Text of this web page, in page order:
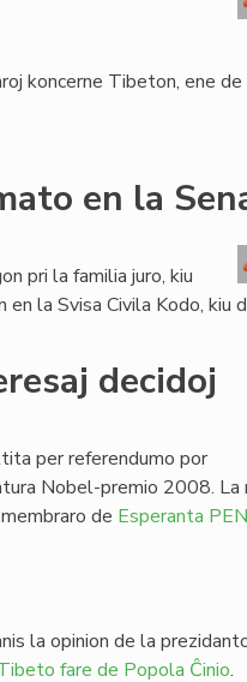
koncerne Tibeton, ene
en la
pri la familia juro, kiu
la Svisa Civila Kodo, kiu
decidoj
per referendumo por
Nobel-premio 2008. La
de Esperanta
la opinion de la
fare de Popola Ĉinio.